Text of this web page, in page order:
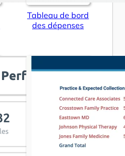
Tableau de bord
des dépenses